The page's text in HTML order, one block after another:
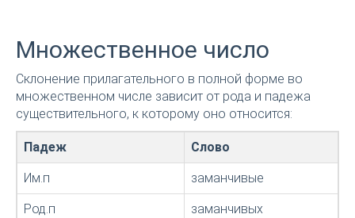
Множественное число
Склонение прилагательного в полной форме во
множественном числе зависит от рода и падежа
существительного, к которому оно относится:
Падеж Слово
Им.п заманчивые
Род.п заманчивых